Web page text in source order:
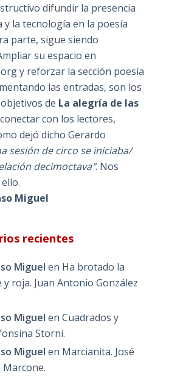
difundir la presencia
y la tecnología en la poesía
parte, sigue siendo
su espacio en
y reforzar la sección poesía
las entradas, son los
de La alegría de las
conectar con los lectores,
dejó dicho Gerardo
sesión de circo se iniciaba/
decimoctava". Nos
Miguel
recientes
Miguel en Ha brotado la
roja. Juan Antonio González
Miguel en Cuadrados y
Storni.
Miguel en Marcianita. José